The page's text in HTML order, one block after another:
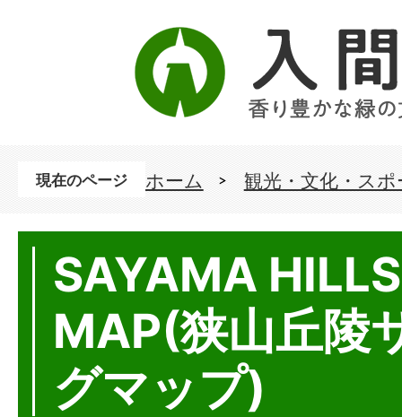
現在のページ ホーム 観光・文化・スポ
SAYAMA
MAP(狭山丘陵
グマップ)